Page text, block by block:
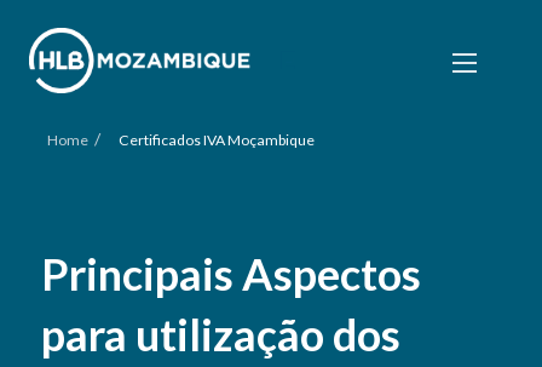
Home / Certificados IVA Moçambique
Principais Aspectos
para utilização dos